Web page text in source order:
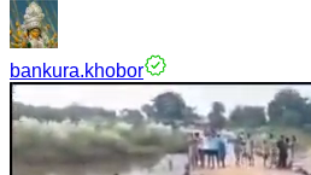
bankura.khobor